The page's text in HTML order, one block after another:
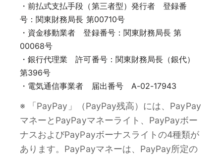
・前払式支払手段（第三者型）発行者 登録番
号：関東財務局長 第00710号
・資金移動業者 登録番号：関東財務局長 第
00068号
・銀行代理業 許可番号：関東財務局長（銀代）
第396号
・電気通信事業者 届出番号 A-02-17943
※ 「PayPay」（PayPay残高）には、PayPay
マネーとPayPayマネーライト、PayPayボー
ナスおよびPayPayボーナスライトの4種類が
あります。PayPayマネーは、PayPay所定の